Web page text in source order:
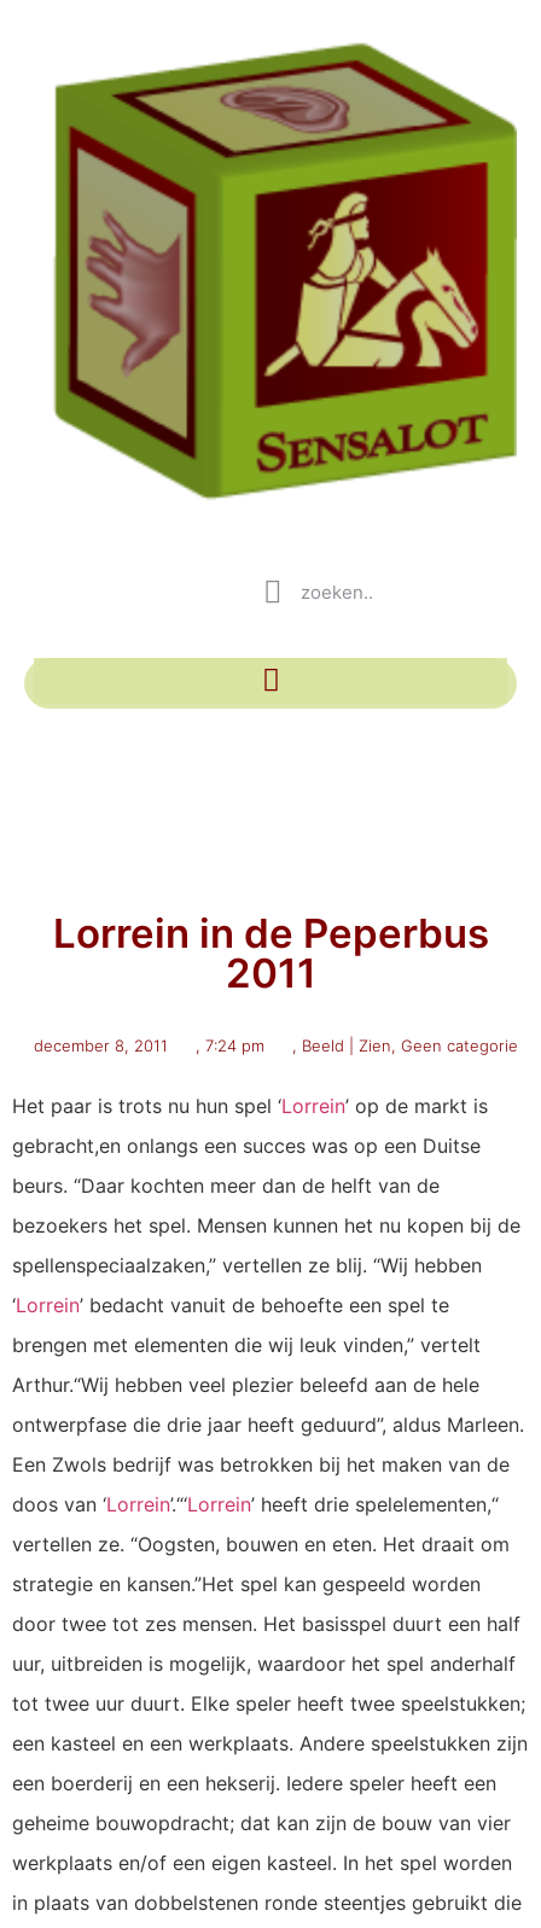
Lorrein in de Peperbus
2011
december 8, 2011 , 7:24 pm , Beeld | Zien, Geen categorie
Het paar is trots nu hun spel ‘Lorrein’ op de markt is
gebracht,en onlangs een succes was op een Duitse
beurs. “Daar kochten meer dan de helft van de
bezoekers het spel. Mensen kunnen het nu kopen bij de
spellenspeciaalzaken,” vertellen ze blij. “Wij hebben
‘Lorrein’ bedacht vanuit de behoefte een spel te
brengen met elementen die wij leuk vinden,” vertelt
Arthur.“Wij hebben veel plezier beleefd aan de hele
ontwerpfase die drie jaar heeft geduurd”, aldus Marleen.
Een Zwols bedrijf was betrokken bij het maken van de
doos van ‘Lorrein’.“‘Lorrein’ heeft drie spelelementen,“
vertellen ze. “Oogsten, bouwen en eten. Het draait om
strategie en kansen.”Het spel kan gespeeld worden
door twee tot zes mensen. Het basisspel duurt een half
uur, uitbreiden is mogelijk, waardoor het spel anderhalf
tot twee uur duurt. Elke speler heeft twee speelstukken;
een kasteel en een werkplaats. Andere speelstukken zijn
een boerderij en een hekserij. Iedere speler heeft een
geheime bouwopdracht; dat kan zijn de bouw van vier
werkplaats en/of een eigen kasteel. In het spel worden
in plaats van dobbelstenen ronde steentjes gebruikt die